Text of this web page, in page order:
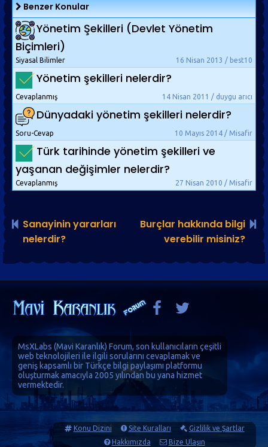
Benzer Konular
Yönetim Şekilleri (Devlet Yönetim
Biçimleri)
16 Nisan 2013 / best10
Siyasal Bilimler
Yönetim şekilleri nelerdir?
14 Nisan 2011 / duygu arıcı
Cevaplanmış
Dünyadaki yönetim şekilleri nelerdir?
10 Mayıs 2014 / Misafir
Soru-Cevap
Türk tarihinde yönetim şekilleri ve
yaşanan değişimler nelerdir?
27 Nisan 2010 / Misafir
Cevaplanmış
Sanayinin yararları
nelerdir?
Burçlar hakkında bilgi
verebilir misiniz?
MsXLabs (Mavi Karanlık) Forum, son kullanıcıların çeşitli
web teknolojileri ile ilgili sorularını cevaplamak ve
geniş kapsamlı bir Türkçe bilgi paylaşımı platformu
oluşturmak amacıyla 2005 yılından bu yana hizmet
vermektedir.
Konu Dizini Site Kuralları
Gizlilik ve Şartlar
Hakkımızda
Bize Ulaşın